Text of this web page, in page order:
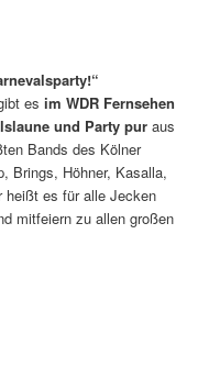
esim WDR Fernsehen
und Party pur aus
Bands des Kölner
Brings, Höhner, Kasalla,
heißt es für alle Jecken
mitfeiern zu allen großen